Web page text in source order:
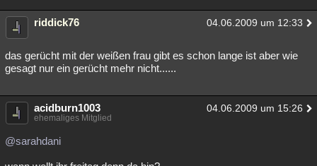
riddick76 04.06.2009 um 12:33
das gerücht mit der weißen frau gibt es schon lange ist aber wie
gesagt nur ein gerücht mehr nicht......
acidburn1003 04.06.2009 um 15:26
ehemaliges Mitglied
@sarahdani